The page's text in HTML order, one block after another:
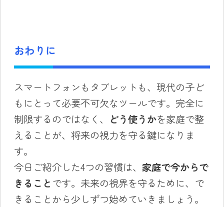
おわりに
スマートフォンもタブレットも、現代の子ど
もにとって必要不可欠なツールです。完全に
制限するのではなく、
どう使うかを家庭で整
えることが、将来の視力を守る鍵になりま
す。
今日ご紹介した4つの習慣は、 家庭で今からで
きること です。未来の視界を守るために、で
きることから少しずつ始めていきましょう。